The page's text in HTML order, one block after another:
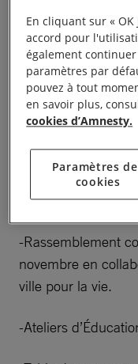
Fameck et à
Actions et
jours, avec une
-10 Jours Pour
-Rassemblement
novembre en
ville pour la vie.
-Ateliers
En cliquant sur « OK
accord pour
également continuer
paramètres par
pouvez à tout
en savoir plus,
cookies d’Amnesty.
Paramètres
cookies